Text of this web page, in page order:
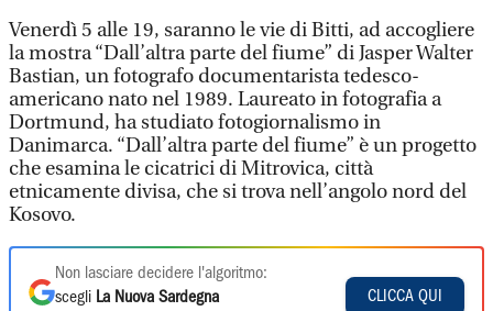
Venerdì 5 alle 19, saranno le vie di Bitti, ad accogliere
la mostra “Dall’altra parte del fiume” di Jasper Walter
Bastian, un fotografo documentarista tedesco-
americano nato nel 1989. Laureato in fotografia a
Dortmund, ha studiato fotogiornalismo in
Danimarca. “Dall’altra parte del fiume” è un progetto
che esamina le cicatrici di Mitrovica, città
etnicamente divisa, che si trova nell’angolo nord del
Kosovo.
Non lasciare decidere l'algoritmo:
scegli La Nuova Sardegna
CLICCA QUI